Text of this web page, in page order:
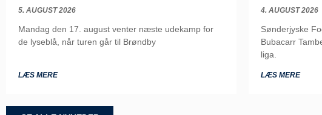
5. AUGUST 2026
Mandag den 17. august venter næste udekamp for
de lyseblå, når turen går til Brøndby
LÆS MERE
4. AUGUST 2026
Sønderjyske
Bubacarr
liga.
LÆS MERE